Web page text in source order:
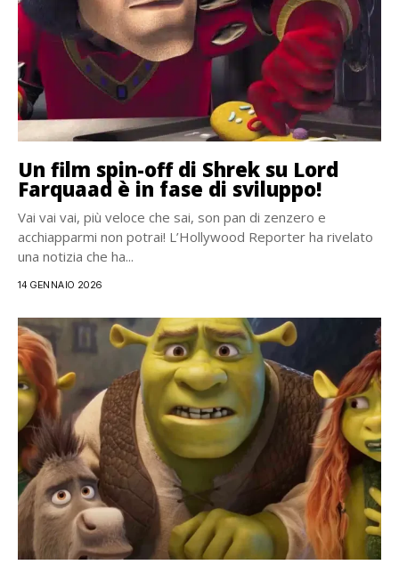
Un film spin-off di Shrek su Lord
Farquaad è in fase di sviluppo!
Vai vai vai, più veloce che sai, son pan di zenzero e
acchiapparmi non potrai! L’Hollywood Reporter ha rivelato
una notizia che ha...
14 GENNAIO 2026